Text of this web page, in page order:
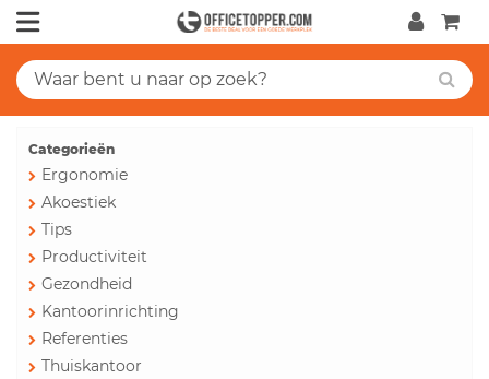
Categorieën
Ergonomie
Akoestiek
Tips
Productiviteit
Gezondheid
Kantoorinrichting
Referenties
Thuiskantoor